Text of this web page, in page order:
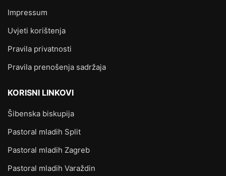
Impressum
Uvjeti korištenja
Pravila privatnosti
Pravila prenošenja sadržaja
KORISNI LINKOVI
Šibenska biskupija
Pastoral mladih Split
Pastoral mladih Zagreb
Pastoral mladih Varaždin